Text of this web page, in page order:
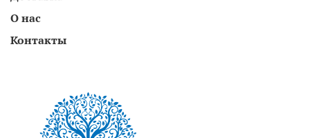
О нас
Контакты